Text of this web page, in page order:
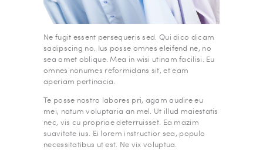
Ne fugit essent persequeris sed. Qui dico dicam
sadipscing no. Ius posse omnes eleifend ne, no
sea amet oblique. Mea in wisi utinam facilisi. Eu
omnes nonumes reformidans sit, et eam
aperiam pertinacia.
Te posse nostro labores pri, agam audire eu
mei, natum voluptaria an mel. Ut illud maiestatis
nec, vis cu propriae deterruisset. Ea mazim
suavitate ius. Ei lorem instructior sea, populo
necessitatibus ut est. Ne vix voluptua.